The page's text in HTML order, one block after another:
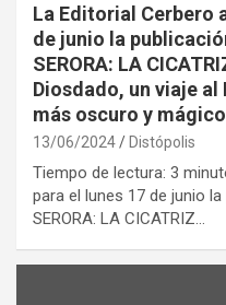
La Editorial Cerbero
de junio la
SERORA: LA
Diosdado, un viaje al
más oscuro y
13/06/2024 Distópolis
Tiempo de lectura: 3
para el lunes 17 de junio
SERORA: LA CICATRIZ…